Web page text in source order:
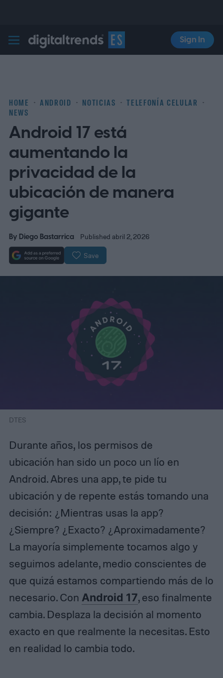
Digital Trends Español
Sign In
HOME ANDROID NOTICIAS
TELEFONÍA CELULAR
NEWS
Android 17 está
aumentando la
privacidad de la
ubicación de manera
gigante
By Diego Bastarrica Published abril 2, 2026
Save
DTES
Durante años, los permisos de
ubicación han sido un poco un lío en
Android. Abres una app, te pide tu
ubicación y de repente estás tomando una
decisión: ¿Mientras usas la app?
¿Siempre? ¿Exacto? ¿Aproximadamente?
La mayoría simplemente tocamos algo y
seguimos adelante, medio conscientes de
que quizá estamos compartiendo más de lo
necesario. Con Android 17, eso finalmente
cambia. Desplaza la decisión al momento
exacto en que realmente la necesitas. Esto
en realidad lo cambia todo.